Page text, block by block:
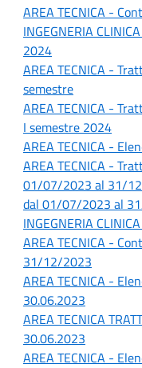
AREA TECNICA -
INGEGNERIA
2024
AREA TECNICA -
semestre
AREA TECNICA -
I semestre 2024
AREA TECNICA -
AREA TECNICA -
01/07/2023 al 31/
dal 01/07/2023 al
INGEGNERIA
AREA TECNICA -
31/12/2023
AREA TECNICA -
30.06.2023
AREA TECNICA
30.06.2023
AREA TECNICA -